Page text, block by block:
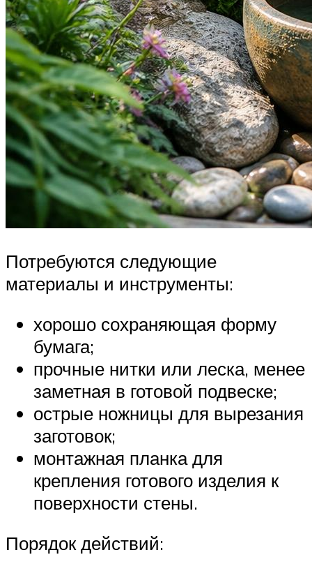
Потребуются следующие
материалы и инструменты:
хорошо сохраняющая форму
бумага;
прочные нитки или леска, менее
заметная в готовой подвеске;
острые ножницы для вырезания
заготовок;
монтажная планка для
крепления готового изделия к
поверхности стены.
Порядок действий: